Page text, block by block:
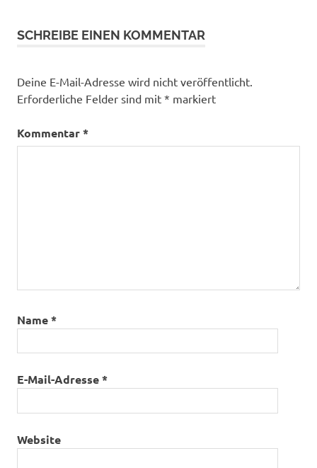
SCHREIBE EINEN KOMMENTAR
Deine E-Mail-Adresse wird nicht veröffentlicht.
Erforderliche Felder sind mit * markiert
Kommentar*
Name*
E-Mail-Adresse*
Website